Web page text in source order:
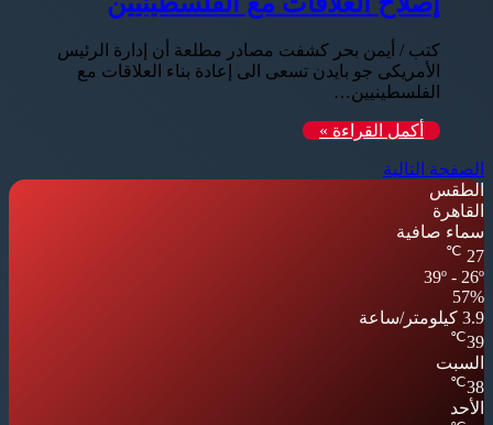
كتب / أيمن بحر كشفت مصادر مطلعة أن إدارة الرئيس
الأمريكى جو بايدن تسعى الى إعادة بناء العلاقات مع
الفلسطينيين…
أكمل القراءة »
الصفحة التالية
الطقس
القاهرة
سماء صافية
27
℃
39º - 26º
57%
3.9 كيلومتر/ساعة
39
℃
السبت
38
℃
الأحد